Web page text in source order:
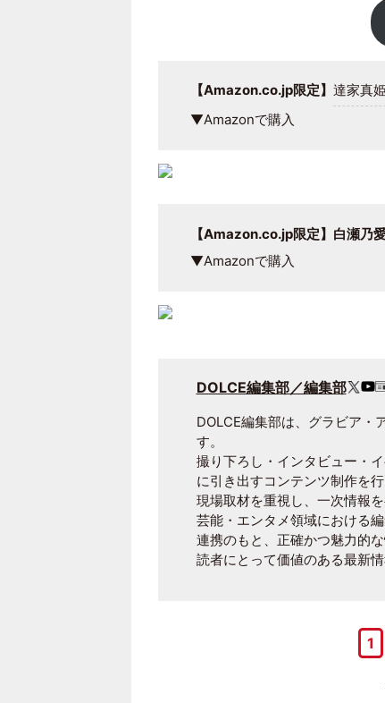
【Amazon.co.jp限定】 達家真
▼Amazonで購入
【Amazon.co.jp限定】白瀬乃
▼Amazonで購入
DOLCE編集部／編集部
DOLCE編集部は、グラビア・
す。
撮り下ろし・インタビュー・
に引き出すコンテンツ制作を行
現場取材を重視し、一次情報
芸能・エンタメ領域における
連携のもと、正確かつ魅力的
読者にとって価値のある最新
1